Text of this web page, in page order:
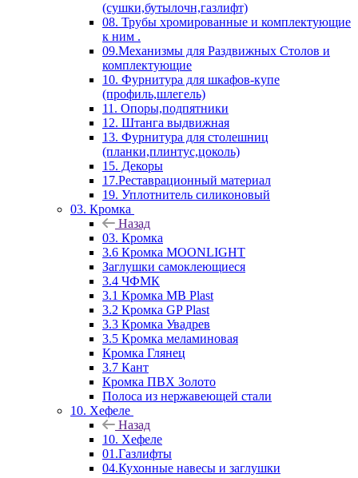
(сушки,бутылочн,газлифт)
08. Трубы хромированные и комплектующие
к ним .
09.Механизмы для Раздвижных Столов и
комплектующие
10. Фурнитура для шкафов-купе
(профиль,шлегель)
11. Опоры,подпятники
12. Штанга выдвижная
13. Фурнитура для столешниц
(планки,плинтус,цоколь)
15. Декоры
17.Реставрационный материал
19. Уплотнитель силиконовый
03. Кромка
Назад
03. Кромка
3.6 Кромка MOONLIGHT
Заглушки самоклеющиеся
3.4 ЧФМК
3.1 Кромка MB Plast
3.2 Кромка GP Plast
3.3 Кромка Увадрев
3.5 Кромка меламиновая
Кромка Глянец
3.7 Кант
Кромка ПВХ Золото
Полоса из нержавеющей стали
10. Хефеле
Назад
10. Хефеле
01.Газлифты
04.Кухонные навесы и заглушки